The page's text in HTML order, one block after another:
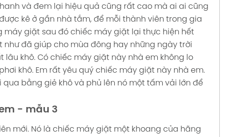
và đem lại hiệu quả cũng rất cao mà ai ai cũng
kê ở gần nhà tắm, để mỗi thành viên trong gia
máy giặt sau đó chiếc máy giặt lại thực hiện hết
như đã giúp cho mùa đông hay những ngày trời
lâu khô. Có chiếc máy giặt này nhà em không lo
khô. Em rất yêu quý chiếc máy giặt này nhà em.
qua bằng giẻ khô và phủ lên nó một tấm vải lớn để
- mẫu 3
mới. Nó là chiếc máy giặt một khoang của hãng